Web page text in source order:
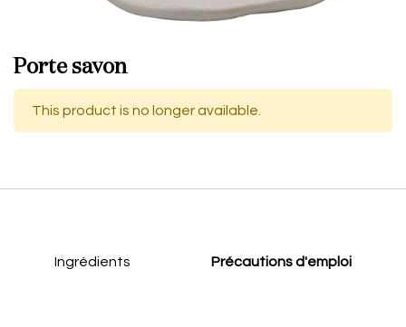
Porte savon
This product is no longer available.
Ingrédients Précautions d'emploi